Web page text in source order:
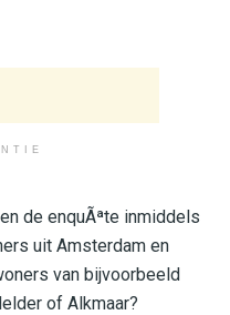
de enquÃªte inmiddels
uit Amsterdam en
van bijvoorbeeld
of Alkmaar?